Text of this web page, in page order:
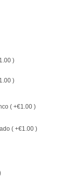
)
)
( +€1.00 )
( +€1.00 )